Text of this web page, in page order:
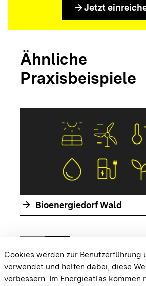
arrow_forward Jetzt
Ähnliche
Praxisbeispiele
arrow_forward Bioenergiedorf Wald
Zur vorhergehenden Folie
chevron_rightZur nächsten Folie
{{#displayPraxisbeispielMap}}
Cookies werden zur Benutzerführung
verwendet und helfen dabei, diese
verbessern. Im Energieatlas kommen